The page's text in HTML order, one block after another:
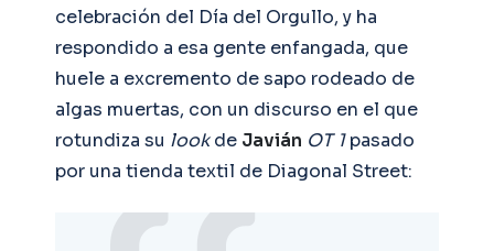
celebración del Día del Orgullo, y ha
respondido a esa gente enfangada, que
huele a excremento de sapo rodeado de
algas muertas, con un discurso en el que
rotundiza su lookde Javián OT 1pasado
por una tienda textil de Diagonal Street: